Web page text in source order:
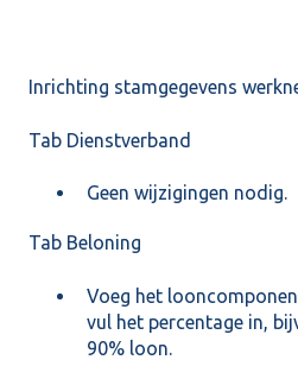
Inrichting stamgegevens
Tab Dienstverband
Geen wijzigingen nodig.
Tab Beloning
Voeg het
vul het percentage in,
90% loon.